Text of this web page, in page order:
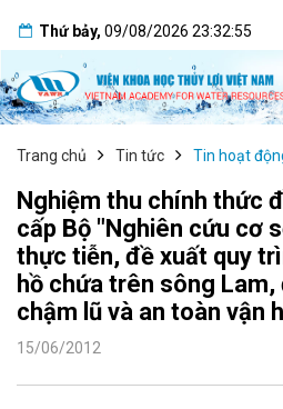
Thứ bảy, 09/08/2026 23:32:56
Trang chủ Tin tức Tin hoạt
Nghiệm thu chính thức
cấp Bộ "Nghiên cứu cơ
thực tiễn, đề xuất quy
hồ chứa trên sông
chậm lũ và an toàn vận
15/06/2012